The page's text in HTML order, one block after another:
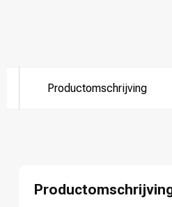
Productomschrijving